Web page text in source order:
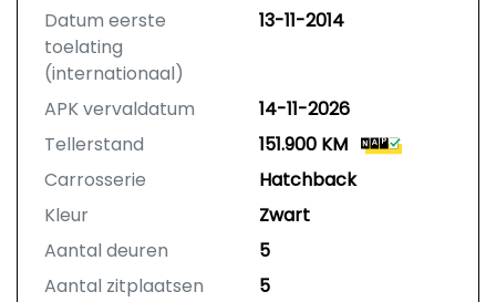
Datum eerste
toelating
(internationaal)
13-11-2014
APK vervaldatum
14-11-2026
Tellerstand
151.900 KM
Carrosserie
Hatchback
Kleur
Zwart
Aantal deuren
5
Aantal zitplaatsen
5